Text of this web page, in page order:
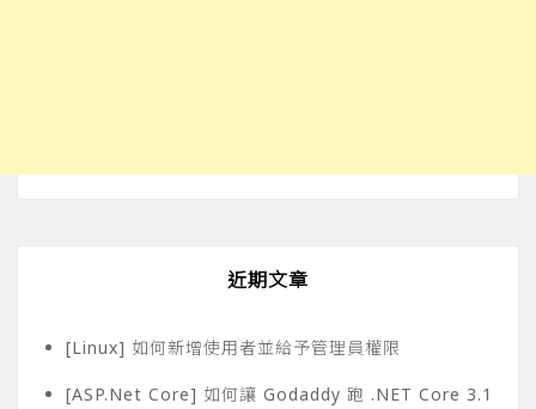
近期文章
[Linux] 如何新增使用者並給予管理員權限
[ASP.Net Core] 如何讓 Godaddy 跑 .NET Core 3.1